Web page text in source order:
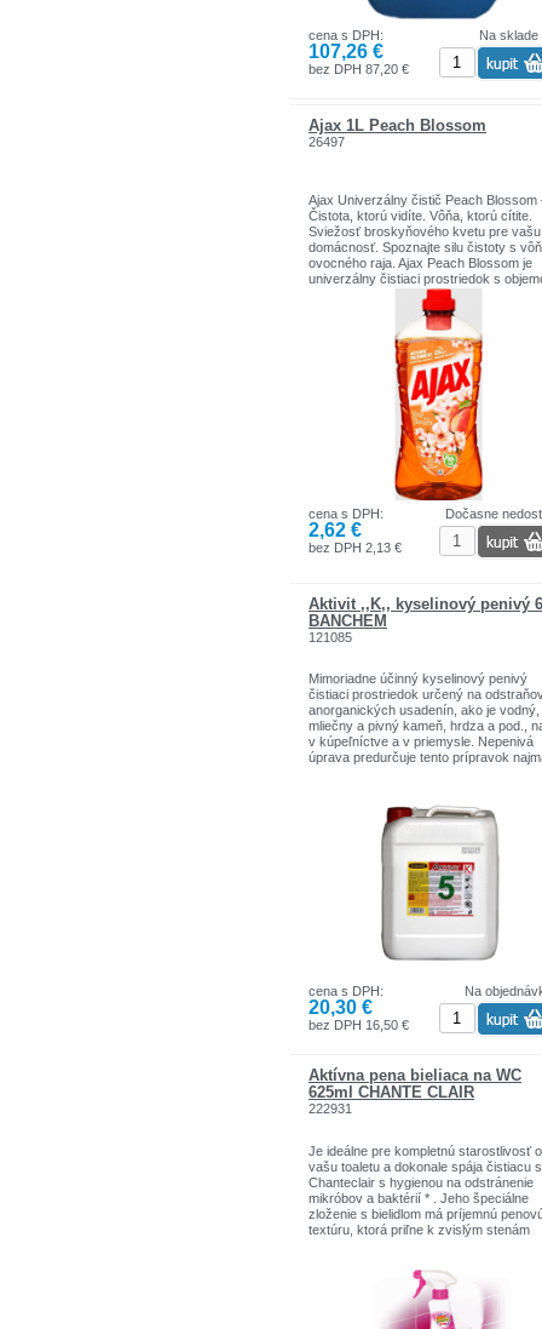
Na sklade
cena s DPH:
107,26 €
bez DPH 87,20 €
Ajax 1L Peach Blossom
26497
Ajax Univerzálny čistič Peach Blossom
Čistota, ktorú vidíte. Vôňa, ktorú cítite.
Sviežosť broskyňového kvetu pre vašu
domácnosť. Spoznajte silu čistoty s
ovocného raja. Ajax Peach Blossom je
univerzálny čistiaci prostriedok s
liter, ktorý spoľahlivo vyčistí všetky
umývateľné povrchy vo vašej
zároveň ju naplní jemnou vôňou kvetu
Dočasne
cena s DPH:
2,62 €
bez DPH 2,13 €
Aktivit ,,K,, kyselinový penivý
BANCHEM
121085
Mimoriadne účinný kyselinový penivý
čistiaci prostriedok určený na
anorganických usadenín, ako je vodný,
mliečny a pivný kameň, hrdza a pod.,
v kúpeľníctve a v priemysle. Nepenivá
úprava predurčuje tento prípravok
Na
cena s DPH:
20,30 €
bez DPH 16,50 €
Aktívna pena bieliaca na WC
625ml CHANTE CLAIR
222931
Je ideálne pre kompletnú starostlivosť o
vašu toaletu a dokonale spája čistiacu
Chanteclair s hygienou na odstránenie
mikróbov a baktérií * . Jeho špeciálne
zloženie s bielidlom má príjemnú
textúru, ktorá priľne k zvislým stenám
* Mechanické odstránenie
zárodkov a baktérií. Nie je to